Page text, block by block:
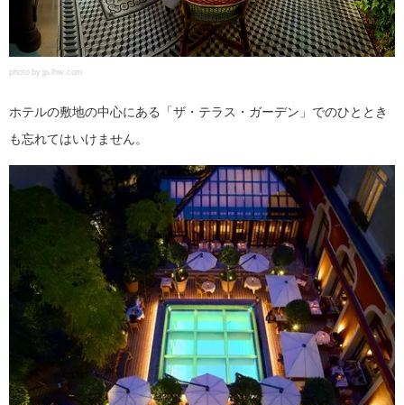
photo by jp.lhw.com
ホテルの敷地の中心にある「ザ・テラス・ガーデン」でのひととき
も忘れてはいけません。